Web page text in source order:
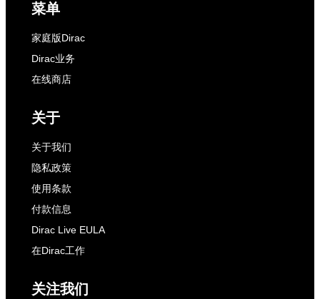
菜单
家庭版Dirac
Dirac业务
在线商店
关于
关于我们
隐私政策
使用条款
付款信息
Dirac Live EULA
在Dirac工作
关注我们